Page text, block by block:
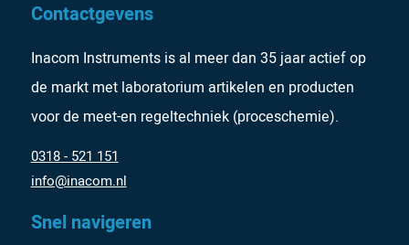
Contactgevens
Inacom Instruments is al meer dan 35 jaar actief op
de markt met laboratorium artikelen en producten
voor de meet-en regeltechniek (proceschemie).
0318 - 521 151
info@inacom.nl
Snel navigeren